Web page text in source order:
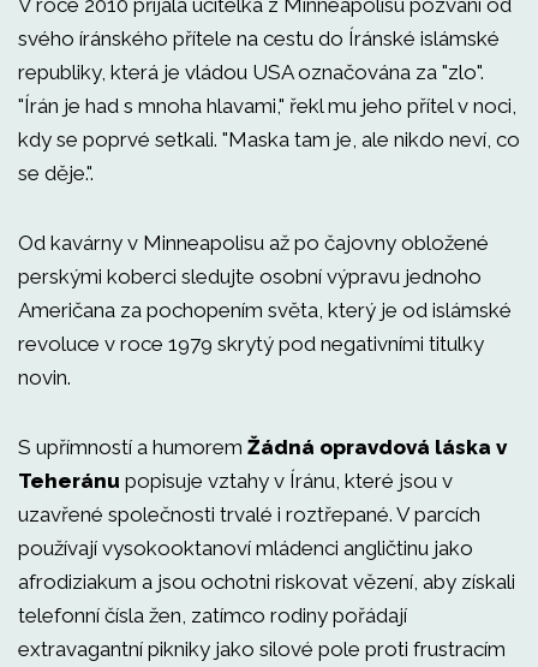
V roce 2010 přijala učitelka z Minneapolisu pozvání od
svého íránského přítele na cestu do Íránské islámské
republiky, která je vládou USA označována za "zlo".
"Írán je had s mnoha hlavami," řekl mu jeho přítel v noci,
kdy se poprvé setkali. "Maska tam je, ale nikdo neví, co
se děje.".
Od kavárny v Minneapolisu až po čajovny obložené
perskými koberci sledujte osobní výpravu jednoho
Američana za pochopením světa, který je od islámské
revoluce v roce 1979 skrytý pod negativními titulky
novin.
S upřímností a humorem Žádná opravdová láska v
Teheránu popisuje vztahy v Íránu, které jsou v
uzavřené společnosti trvalé i roztřepané. V parcích
používají vysokooktanoví mládenci angličtinu jako
afrodiziakum a jsou ochotni riskovat vězení, aby získali
telefonní čísla žen, zatímco rodiny pořádají
extravagantní pikniky jako silové pole proti frustracím